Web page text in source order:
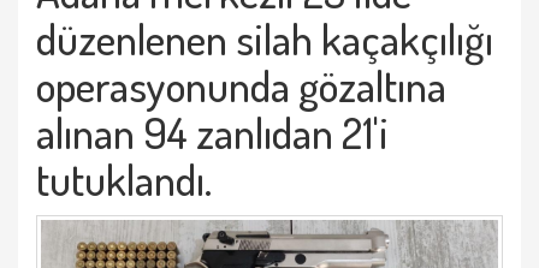
düzenlenen silah kaçakçılığı
operasyonunda gözaltına
alınan 94 zanlıdan 21'i
tutuklandı.